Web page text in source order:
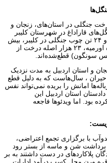
جنگلی در استان‌های، زنجان و
جنگل‌های قاراداغ در شهرستان کلیبر
(منطقه میشه پارا در روستای مکیدی) و ۲۴ تن چوب جنگلی در کلیبر، بیش
از ۴۰۰ درخت از درختان حیاط دانشگاه اورمیه، ۲۳ هزار اصله درخت از
سونگون) قطع‌شده‌اند.
و استان اردبیل به مدت نزدیک
، سال‌هاست که به دلیل قطع
امانش را بریده نمی‌تواند نفس
استان اردبیل این
بود. اما ویدئوها فاجعه
با برگزاری تجمع اعتراضی،
برداشت شن و ماسه از بستر رود
پلاکاردهای در دست داشتند به بر